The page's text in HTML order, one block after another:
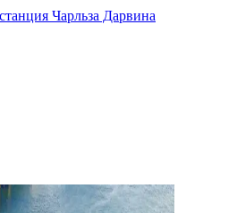
Чарльза Дарвина